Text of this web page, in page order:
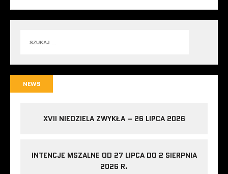
NEWS
XVII NIEDZIELA ZWYKŁA – 26 LIPCA 2026
INTENCJE MSZALNE OD 27 LIPCA DO 2 SIERPNIA
2026 R.